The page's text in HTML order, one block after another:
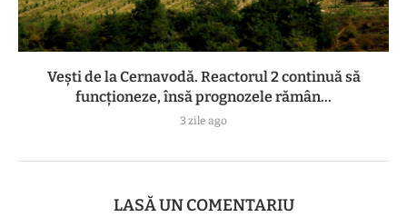
Vești de la Cernavodă. Reactorul 2 continuă să
funcționeze, însă prognozele rămân...
3 zile ago
LASĂ UN COMENTARIU